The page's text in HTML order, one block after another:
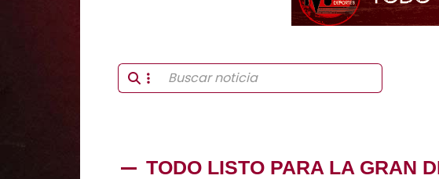
TODO LISTO PARA LA GRAN